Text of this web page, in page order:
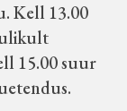
Kell 13.00
15.00 suur